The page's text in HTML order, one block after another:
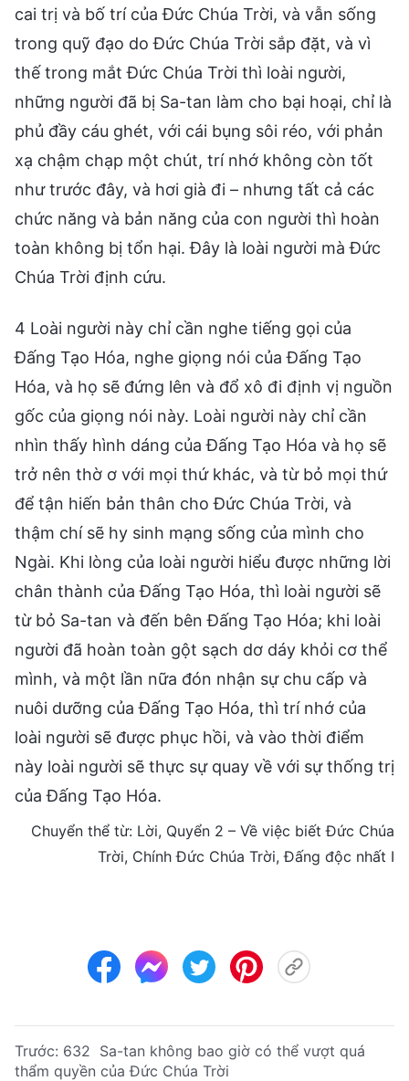
cai trị và bố trí của Đức Chúa Trời, và vẫn sống
trong quỹ đạo do Đức Chúa Trời sắp đặt, và vì
thế trong mắt Đức Chúa Trời thì loài người,
những người đã bị Sa-tan làm cho bại hoại, chỉ là
phủ đầy cáu ghét, với cái bụng sôi réo, với phản
xạ chậm chạp một chút, trí nhớ không còn tốt
như trước đây, và hơi già đi – nhưng tất cả các
chức năng và bản năng của con người thì hoàn
toàn không bị tổn hại. Đây là loài người mà Đức
Chúa Trời định cứu.
4 Loài người này chỉ cần nghe tiếng gọi của
Đấng Tạo Hóa, nghe giọng nói của Đấng Tạo
Hóa, và họ sẽ đứng lên và đổ xô đi định vị nguồn
gốc của giọng nói này. Loài người này chỉ cần
nhìn thấy hình dáng của Đấng Tạo Hóa và họ sẽ
trở nên thờ ơ với mọi thứ khác, và từ bỏ mọi thứ
để tận hiến bản thân cho Đức Chúa Trời, và
thậm chí sẽ hy sinh mạng sống của mình cho
Ngài. Khi lòng của loài người hiểu được những lời
chân thành của Đấng Tạo Hóa, thì loài người sẽ
từ bỏ Sa-tan và đến bên Đấng Tạo Hóa; khi loài
người đã hoàn toàn gột sạch dơ dáy khỏi cơ thể
mình, và một lần nữa đón nhận sự chu cấp và
nuôi dưỡng của Đấng Tạo Hóa, thì trí nhớ của
loài người sẽ được phục hồi, và vào thời điểm
này loài người sẽ thực sự quay về với sự thống trị
của Đấng Tạo Hóa.
Chuyển thể từ: Lời, Quyển 2 – Về việc biết Đức Chúa
Trời, Chính Đức Chúa Trời, Đấng độc nhất I
Trước: 632 Sa-tan không bao giờ có thể vượt quá
thẩm quyền của Đức Chúa Trời